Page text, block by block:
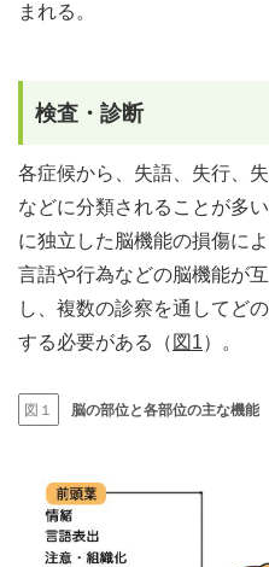
まれる。
検査・診断
各症候から、失語、失行、
などに分類されることが多
に独立した脳機能の損傷に
言語や行為などの脳機能が
し、複数の診察を通してど
する必要がある（ 図1）。
図１ 脳の部位と各部位の主な機能